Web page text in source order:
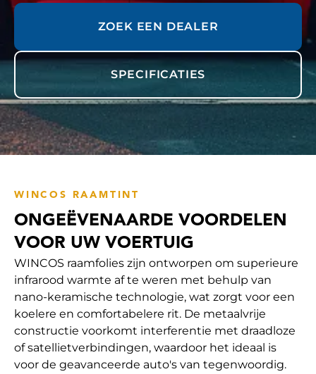
ZOEK EEN DEALER
SPECIFICATIES
WINCOS RAAMTINT
ONGEËVENAARDE VOORDELEN
VOOR UW VOERTUIG
WINCOS raamfolies zijn ontworpen om superieure
infrarood warmte af te weren met behulp van
nano-keramische technologie, wat zorgt voor een
koelere en comfortabelere rit. De metaalvrije
constructie voorkomt interferentie met draadloze
of satellietverbindingen, waardoor het ideaal is
voor de geavanceerde auto's van tegenwoordig.